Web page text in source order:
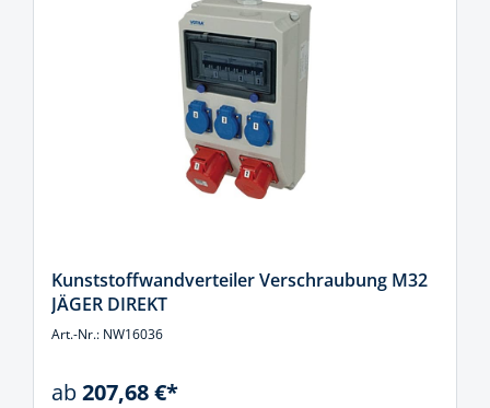
Kunststoffwandverteiler Verschraubung M32
JÄGER DIREKT
Art.-Nr.: NW16036
ab207,68 €*